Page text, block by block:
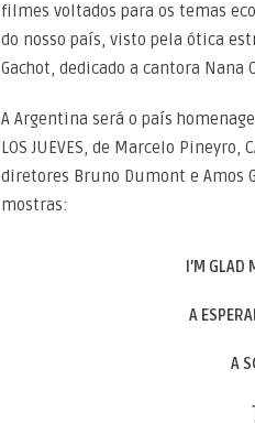
filmes voltados para os temas
do nosso país, visto pela ótica
Gachot, dedicado a cantora Nana
A Argentina será o país
LOS JUEVES, de Marcelo Pineyro,
diretores Bruno Dumont e Amos
mostras:
I’M GLAD
A
A